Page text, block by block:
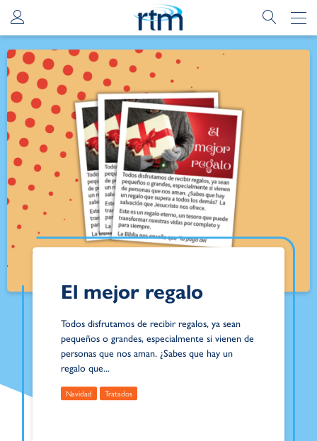
El mejor regalo
Todos disfrutamos de recibir regalos, ya sean
pequeños o grandes, especialmente si vienen de
personas que nos aman. ¿Sabes que hay un
regalo que...
Navidad Tratados